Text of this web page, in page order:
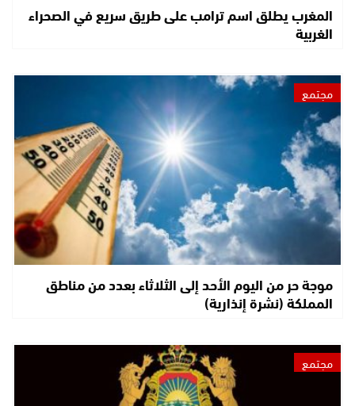
المغرب يطلق اسم ترامب على طريق سريع في الصحراء
الغربية
مجتمع
موجة حر من اليوم الأحد إلى الثلاثاء بعدد من مناطق
المملكة (نشرة إنذارية)
مجتمع